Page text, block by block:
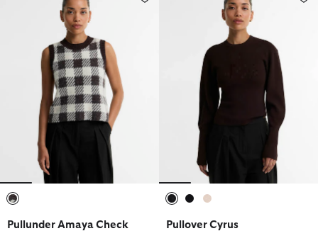
Pullunder Amaya Check
Pullover Cyrus